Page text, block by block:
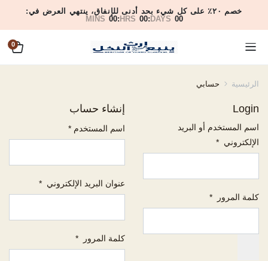
خصم ٢٠٪ على كل شيء بحد أدنى للإنفاق، ينتهي العرض في:
00
DAYS
:
00
HRS
:
00
MINS
0
الرئيسية حسابي
Login
اسم المستخدم أو البريد
الإلكتروني *
كلمة المرور *
إنشاء حساب
اسم المستخدم *
عنوان البريد الإلكتروني *
كلمة المرور *